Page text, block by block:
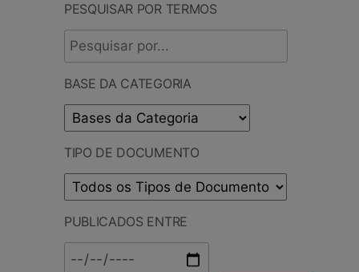
PESQUISAR POR TERMOS
BASE DA CATEGORIA
TIPO DE DOCUMENTO
PUBLICADOS ENTRE